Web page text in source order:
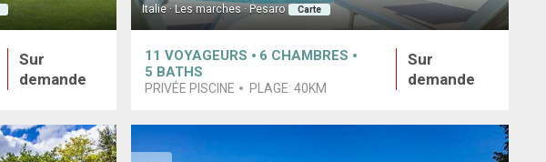
Sur
demande
Italie · Les marches · Pesaro Carte
11 VOYAGEURS 6 CHAMBRES
5 BATHS
PRIVÉE PISCINE PLAGE: 40KM
Sur
demande